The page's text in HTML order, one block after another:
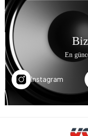
En
Instagram